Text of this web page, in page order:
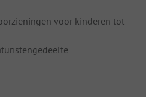
voor kinderen tot